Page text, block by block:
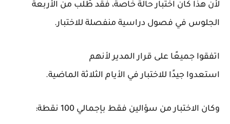
لأن هذا كان اختبار حالة خاصة، فقد طُلب من الأربعة
الجلوس في فصول دراسية منفصلة للاختبار.
اتفقوا جميعًا على قرار المدير لأنهم
استعدوا جيدًا للاختبار في الأيام الثلاثة الماضية.
وكان الاختبار من سؤالين فقط بإجمالي 100 نقطة: